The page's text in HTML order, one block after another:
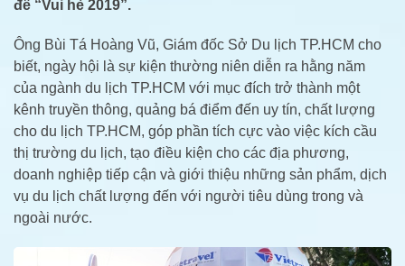
đề “Vui hè 2019”.
Ông Bùi Tá Hoàng Vũ, Giám đốc Sở Du lịch TP.HCM cho
biết, ngày hội là sự kiện thường niên diễn ra hằng năm
của ngành du lịch TP.HCM với mục đích trở thành một
kênh truyền thông, quảng bá điểm đến uy tín, chất lượng
cho du lịch TP.HCM, góp phần tích cực vào việc kích cầu
thị trường du lịch, tạo điều kiện cho các địa phương,
doanh nghiệp tiếp cận và giới thiệu những sản phẩm, dịch
vụ du lịch chất lượng đến với người tiêu dùng trong và
ngoài nước.